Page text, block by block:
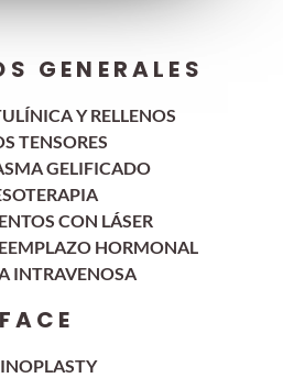
GENERALES
Y RELLENOS
TENSORES
GELIFICADO
CON LÁSER
HORMONAL
INTRAVENOSA
FACE